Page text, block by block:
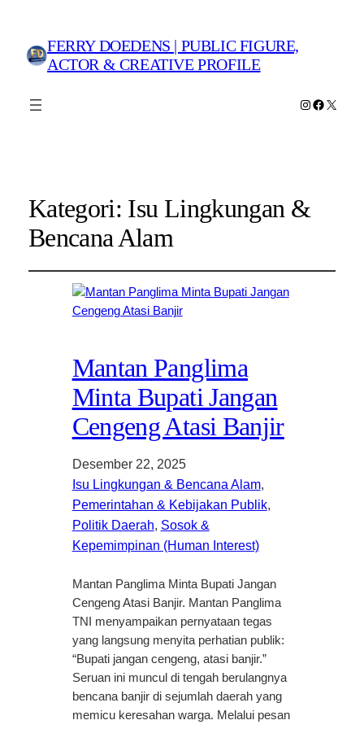
FERRY DOEDENS | PUBLIC FIGURE,
ACTOR & CREATIVE PROFILE
Instagram
X
Kategori: Isu Lingkungan &
Bencana Alam
Mantan Panglima
Minta Bupati Jangan
Cengeng Atasi Banjir
Desember 22, 2025
Isu Lingkungan & Bencana Alam
Pemerintahan & Kebijakan Publik
Politik Daerah, Sosok &
Kepemimpinan (Human Interest)
Mantan Panglima Minta Bupati Jangan
Cengeng Atasi Banjir. Mantan Panglima
TNI menyampaikan pernyataan tegas
yang langsung menyita perhatian publik:
“Bupati jangan cengeng, atasi banjir.”
Seruan ini muncul di tengah berulangnya
bencana banjir di sejumlah daerah yang
memicu keresahan warga. Melalui pesan